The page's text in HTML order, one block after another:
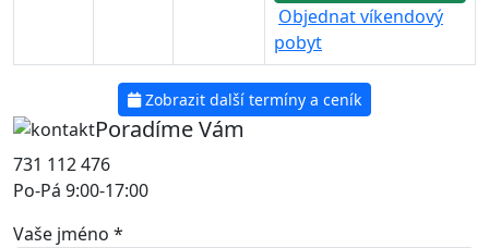
Objednat víkendový
pobyt
Zobrazit další termíny a ceník
Poradíme Vám
731 112 476
Po-Pá 9:00-17:00
Vaše jméno *